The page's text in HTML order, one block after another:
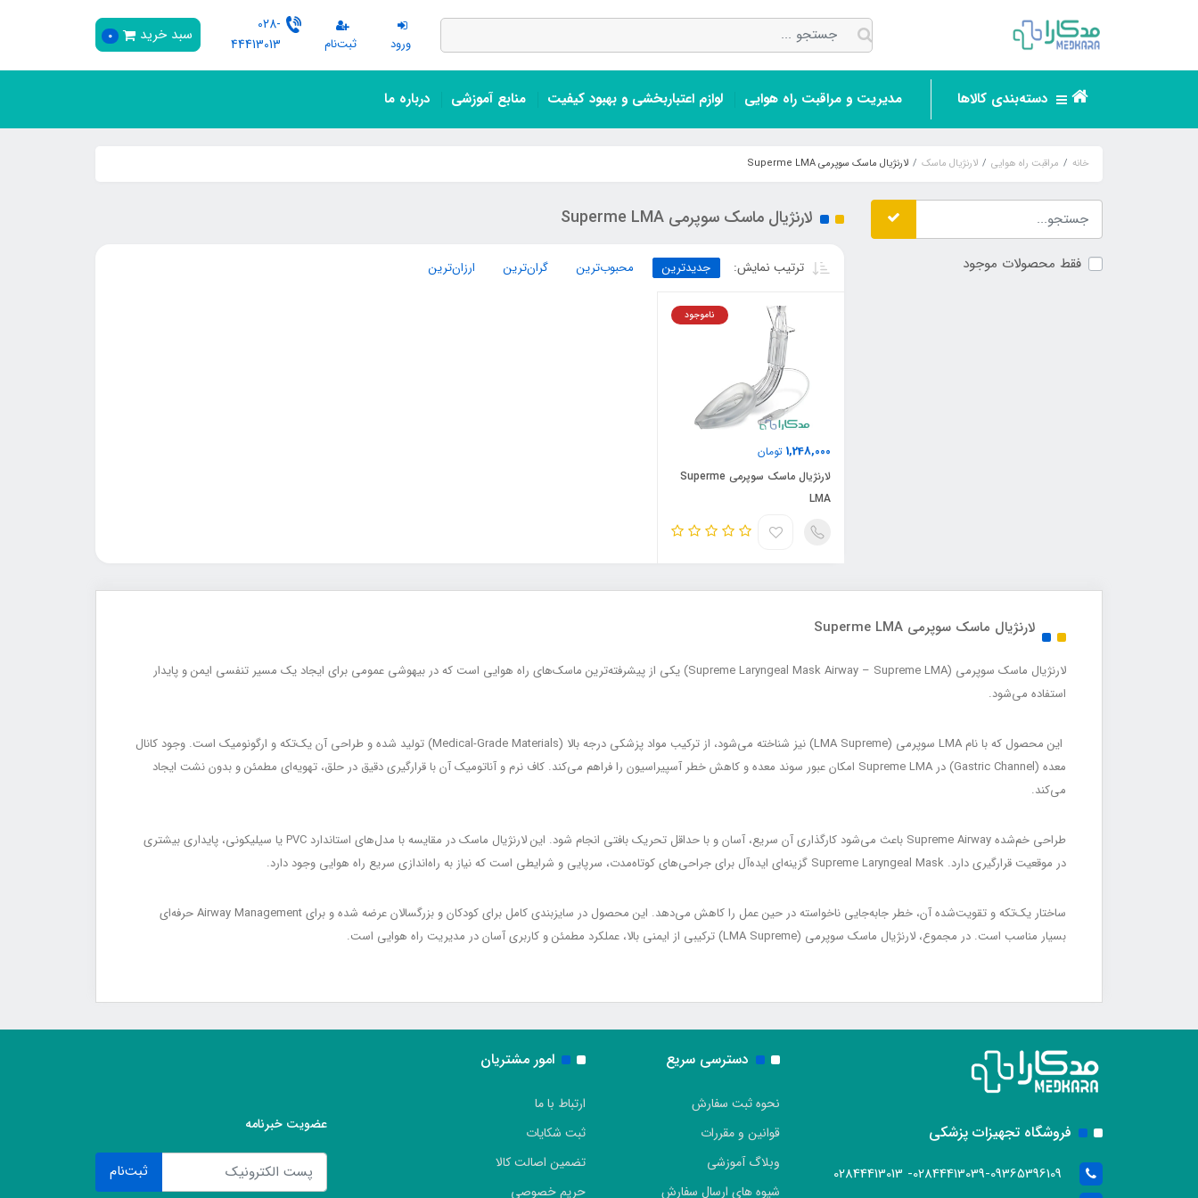
ورود ثبت‌نام
028-
44413013
سبد خرید 0
دسته‌بندی کالاها مدیریت و مراقبت راه هوایی لوازم اعتباربخشی و بهبود کیفیت منابع آموزشی درباره ما
خانه مراقبت راه هوایی لارنژیال ماسک لارنژیال ماسک سوپرمی Superme LMA
فقط محصولات موجود
لارنژیال ماسک سوپرمی Superme LMA
ترتیب نمایش: جدیدترین محبوب‌ترین گران‌ترین ارزان‌ترین
1,248,000 تومان
ناموجود
لارنژیال ماسک سوپرمی Superme
LMA
لارنژیال ماسک سوپرمی Superme LMA
لارنژیال ماسک سوپرمی (Supreme Laryngeal Mask Airway – Supreme LMA) یکی از پیشرفته‌ترین ماسک‌های راه هوایی است که در بیهوشی عمومی برای ایجاد یک مسیر تنفسی ایمن و پایدار
استفاده می‌شود.
این محصول که با نام LMA سوپرمی (LMA Supreme) نیز شناخته می‌شود، از ترکیب مواد پزشکی درجه بالا (Medical-Grade Materials) تولید شده و طراحی آن یک‌تکه و ارگونومیک است. وجود کانال
معده (Gastric Channel) در Supreme LMA امکان عبور سوند معده و کاهش خطر آسپیراسیون را فراهم می‌کند. کاف نرم و آناتومیک آن با قرارگیری دقیق در حلق، تهویه‌ای مطمئن و بدون نشت ایجاد
می‌کند.
طراحی خم‌شده Supreme Airway باعث می‌شود کارگذاری آن سریع، آسان و با حداقل تحریک بافتی انجام شود. این لارنژیال ماسک در مقایسه با مدل‌های استاندارد PVC یا سیلیکونی، پایداری بیشتری
در موقعیت قرارگیری دارد. Supreme Laryngeal Mask گزینه‌ای ایده‌آل برای جراحی‌های کوتاه‌مدت، سرپایی و شرایطی است که نیاز به راه‌اندازی سریع راه هوایی وجود دارد.
ساختار یک‌تکه و تقویت‌شده آن، خطر جابه‌جایی ناخواسته در حین عمل را کاهش می‌دهد. این محصول در سایزبندی کامل برای کودکان و بزرگسالان عرضه شده و برای Airway Management حرفه‌ای
بسیار مناسب است. در مجموع، لارنژیال ماسک سوپرمی (LMA Supreme) ترکیبی از ایمنی بالا، عملکرد مطمئن و کاربری آسان در مدیریت راه هوایی است.
فروشگاه تجهیزات پزشکی
02844413039-09365396109- 02844413013
دسترسی سریع
نحوه ثبت سفارش
قوانین و مقررات
وبلاگ آموزشی
شیوه های ارسال سفارش
امور مشتریان
ارتباط با ما
ثبت شکایات
تضمین اصالت کالا
حریم خصوصی
عضویت خبرنامه
ثبت‌نام